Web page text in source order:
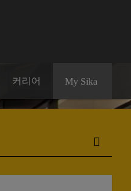
커리어 My Sika